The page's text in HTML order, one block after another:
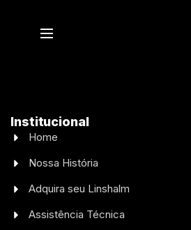
DE AUTO PEÇAS
Institucional
Home
Nossa História
Adquira seu Linshalm
Assistência Técnica